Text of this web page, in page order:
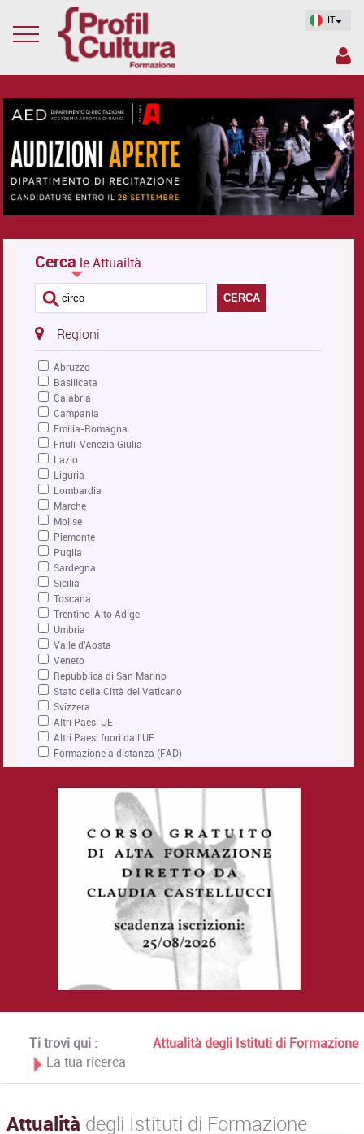
IT
Cerca le Attuailtà
CERCA
Regioni
Abruzzo
Basilicata
Calabria
Campania
Emilia-Romagna
Friuli-Venezia Giulia
Lazio
Liguria
Lombardia
Marche
Molise
Piemonte
Puglia
Sardegna
Sicilia
Toscana
Trentino-Alto Adige
Umbria
Valle d'Aosta
Veneto
Repubblica di San Marino
Stato della Città del Vaticano
Svizzera
Altri Paesi UE
Altri Paesi fuori dall'UE
Formazione a distanza (FAD)
Ti trovi qui :
Attualità degli Istituti di Formazione
La tua ricerca
Attualità degli Istituti di Formazione